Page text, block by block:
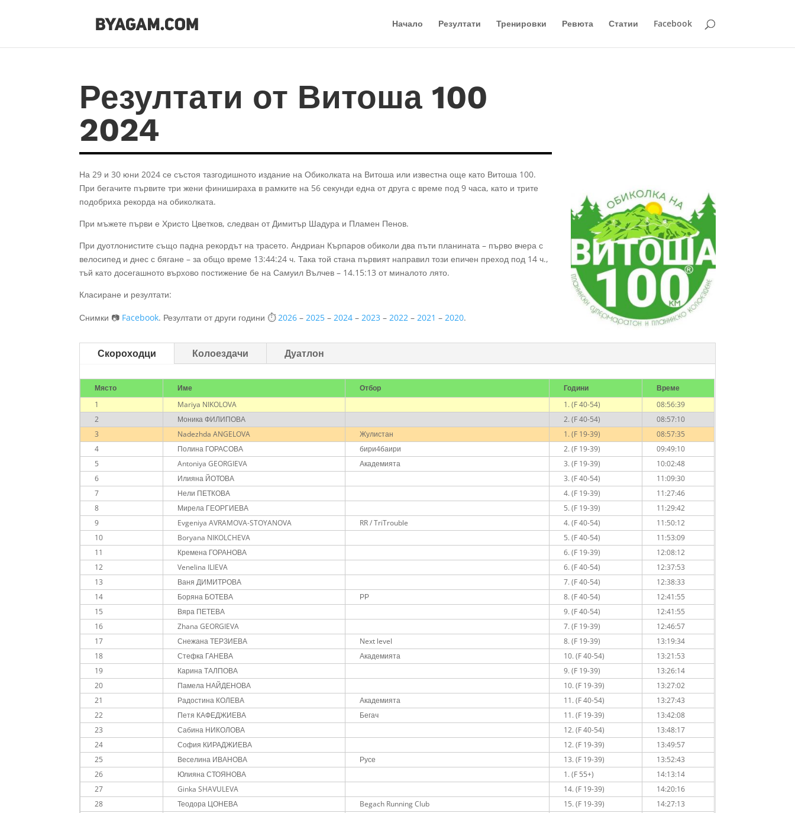
Начало Резултати Тренировки Ревюта Статии Facebook
Резултати от Витоша 100
2024
На 29 и 30 юни 2024 се състоя тазгодишното издание на Обиколката на Витоша или известна още като Витоша 100.
При бегачите първите три жени финишираха в рамките на 56 секунди една от друга с време под 9 часа, като и трите
подобриха рекорда на обиколката.
При мъжете първи е Христо Цветков, следван от Димитър Шадура и Пламен Пенов.
При дуотлонистите също падна рекордът на трасето. Андриан Кърпаров обиколи два пъти планината – първо вчера с
велосипед и днес с бягане – за общо време 13:44:24 ч. Така той стана първият направил този епичен преход под 14 ч.,
тъй като досегашното върхово постижение бе на Самуил Вълчев – 14.15:13 от миналото лято.
Класиране и резултати:
Снимки 📷 Facebook. Резултати от други години ⏱️ 2026 – 2025 – 2024 – 2023 – 2022 – 2021 – 2020.
Скороходци Колоездачи Дуатлон
Място Име Отбор Години
Време
1
Mariya NIKOLOVA 1. (F 40-54)
08:56:39
2
Моника ФИЛИПОВА 2. (F 40-54)
08:57:10
3
Nadezhda ANGELOVA Жулистан 1. (F 19-39)
08:57:35
4
Полина ГОРАСОВА бири4баири 2. (F 19-39)
09:49:10
5
Antoniya GEORGIEVA Академията 3. (F 19-39)
10:02:48
6
Илияна ЙОТОВА 3. (F 40-54)
11:09:30
7
Нели ПЕТКОВА 4. (F 19-39)
11:27:46
8
Мирела ГЕОРГИЕВА 5. (F 19-39)
11:29:42
9
Evgeniya AVRAMOVA-STOYANOVA RR / TriTrouble 4. (F 40-54)
11:50:12
10
Boryana NIKOLCHEVA 5. (F 40-54)
11:53:09
11
Кремена ГОРАНОВА 6. (F 19-39)
12:08:12
12
Venelina ILIEVA 6. (F 40-54)
12:37:53
13
Ваня ДИМИТРОВА 7. (F 40-54)
12:38:33
14
Боряна БОТЕВА РР 8. (F 40-54)
12:41:55
15
Вяра ПЕТЕВА 9. (F 40-54)
12:41:55
16
Zhana GEORGIEVA 7. (F 19-39)
12:46:57
17
Снежана ТЕРЗИЕВА Next level 8. (F 19-39)
13:19:34
18
Стефка ГАНЕВА Академията 10. (F 40-54)
13:21:53
19
Карина ТАЛПОВА 9. (F 19-39)
13:26:14
20
Памела НАЙДЕНОВА 10. (F 19-39)
13:27:02
21
Радостина КОЛЕВА Академията 11. (F 40-54)
13:27:43
22
Петя КАФЕДЖИЕВА Бегач 11. (F 19-39)
13:42:08
23
Сабина НИКОЛОВА 12. (F 40-54)
13:48:17
24
София КИРАДЖИЕВА 12. (F 19-39)
13:49:57
25
Веселина ИВАНОВА Русе 13. (F 19-39)
13:52:43
26
Юлияна СТОЯНОВА 1. (F 55+)
14:13:14
27
Ginka SHAVULEVA 14. (F 19-39)
14:20:16
28
Теодора ЦОНЕВА Begach Running Club 15. (F 19-39)
14:27:13